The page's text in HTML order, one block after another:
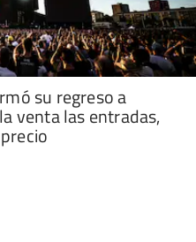
su regreso a
venta las entradas,